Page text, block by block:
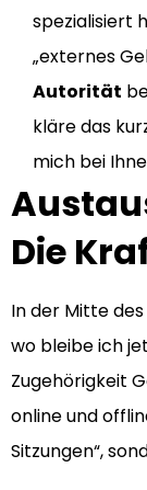
spezialisiert
„externes
Autorität
kläre das
mich bei
Die
In der Mitte
wo bleibe ich
Zugehörigkeit
online und
Sitzungen“,